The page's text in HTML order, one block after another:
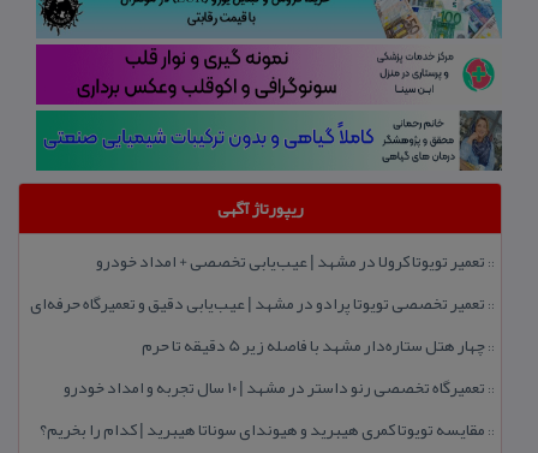
ریپورتاژ آگهی
:: تعمیر تویوتا كرولا در مشهد | عیب‌یابی تخصصی + امداد خودرو
:: تعمیر تخصصی تویوتا پرادو در مشهد | عیب‌یابی دقیق و تعمیرگاه حرفه‌ای
::چهار هتل‌ ستاره‌دار مشهد با فاصله زیر 5 دقیقه تا حرم
:: تعمیرگاه تخصصی رنو داستر در مشهد | ۱۰ سال تجربه و امداد خودرو
:: مقایسه تویوتا كمری هیبرید و هیوندای سوناتا هیبرید | كدام را بخریم؟